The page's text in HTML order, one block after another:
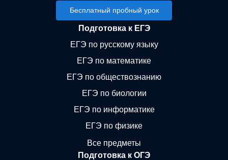
Бесплатный пробный урок
Подготовка к ЕГЭ
ЕГЭ по русскому языку
ЕГЭ по математике
ЕГЭ по обществознанию
ЕГЭ по биологии
ЕГЭ по информатике
ЕГЭ по физике
Все предметы
Подготовка к ОГЭ